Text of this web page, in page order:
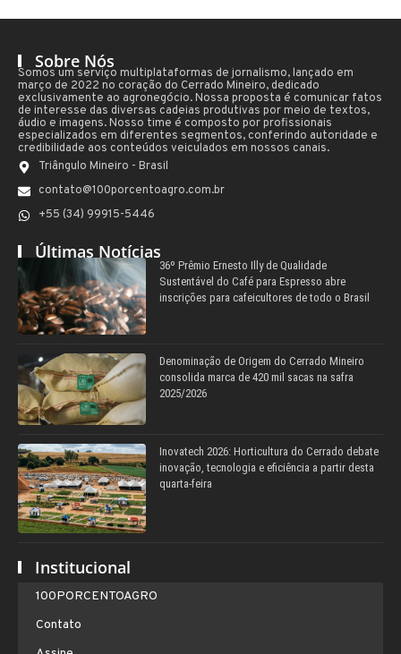
Sobre Nós
Somos um serviço multiplataformas de jornalismo, lançado em
março de 2022 no coração do Cerrado Mineiro, dedicado
exclusivamente ao agronegócio. Nossa proposta é comunicar fatos
de interesse das diversas cadeias produtivas por meio de textos,
áudio e imagens. Nosso time é composto por profissionais
especializados em diferentes segmentos, conferindo autoridade e
credibilidade aos conteúdos veiculados em nossos canais.
Triângulo Mineiro - Brasil
contato@100porcentoagro.com.br
+55 (34) 99915-5446
Últimas Notícias
36º Prêmio Ernesto Illy de Qualidade
Sustentável do Café para Espresso abre
inscrições para cafeicultores de todo o Brasil
Denominação de Origem do Cerrado Mineiro
consolida marca de 420 mil sacas na safra
2025/2026
Inovatech 2026: Horticultura do Cerrado debate
inovação, tecnologia e eficiência a partir desta
quarta-feira
Institucional
100PORCENTOAGRO
Contato